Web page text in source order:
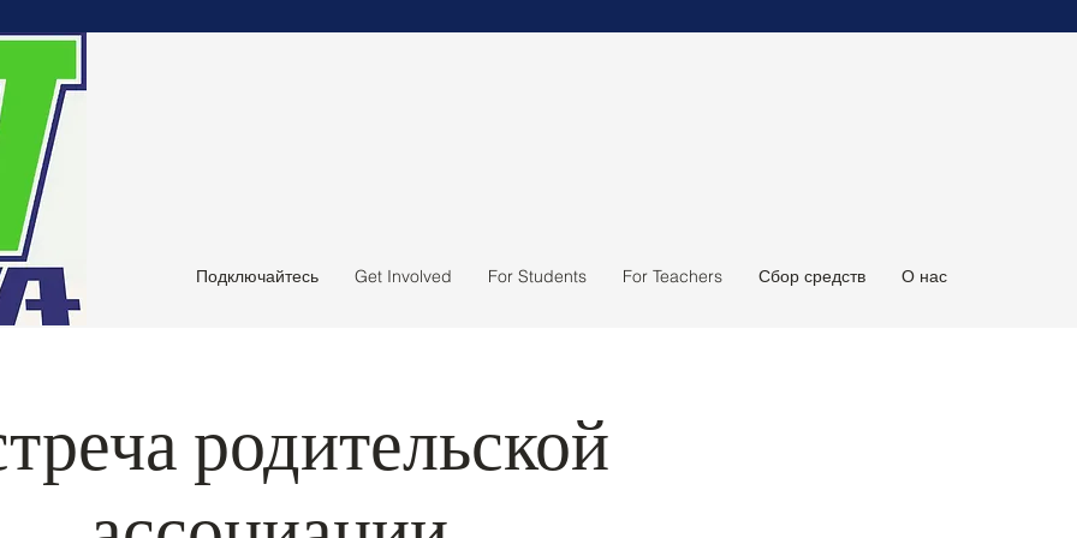
Подключайтесь Get Involved For Students For Teachers Сбор средств О нас
родительской